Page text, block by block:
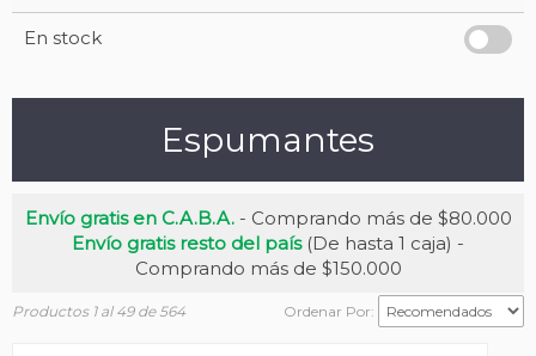
En stock
Espumantes
Envío gratis en C.A.B.A.- Comprando más de $80.000
Envío gratis resto del país(De hasta 1 caja) -
Comprando más de $150.000
Productos 1 al 49 de 564 Ordenar Por: